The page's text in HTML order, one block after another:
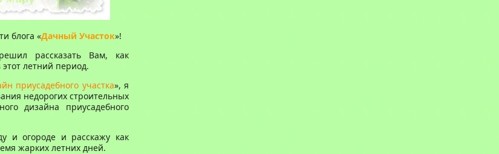
блога «Дачный Участок»!
рассказать Вам, как
этот летний период.
приусадебного участка», я
недорогих строительных
дизайна приусадебного
и огороде и расскажу как
жарких летних дней.